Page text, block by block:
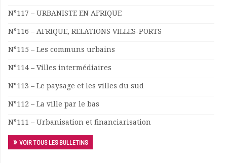
N°117 – URBANISTE EN AFRIQUE
N°116 – AFRIQUE, RELATIONS VILLES-PORTS
N°115 – Les communs urbains
N°114 – Villes intermédiaires
N°113 – Le paysage et les villes du sud
N°112 – La ville par le bas
N°111 – Urbanisation et financiarisation
VOIR TOUS LES BULLETINS